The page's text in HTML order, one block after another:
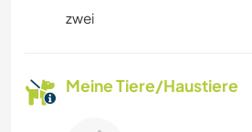
zwei
Meine Tiere/Haustiere